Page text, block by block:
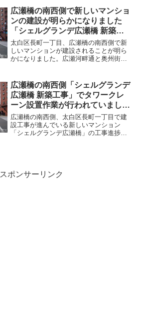
広瀬橋の南西側で新しいマンショ
ンの建設が明らかになりました
「シェルグランデ広瀬橋 新築工
事」・2024年10月
太白区長町一丁目、広瀬橋の南西側で新
しいマンションが建設されることが明ら
かになりました。広瀬河畔通と奥州街道
で、古い建物が解体されてからは住友不
動産の展示施設、マンション...
広瀬橋の南西側「シェルグランデ
広瀬橋 新築工事」でタワークレ
ーン設置作業が行われていまし
た・2025年6月
広瀬橋の南西側、太白区長町一丁目で建
設工事が進んでいる新しいマンション
「シェルグランデ広瀬橋」の工事進捗状
スポンサーリンク